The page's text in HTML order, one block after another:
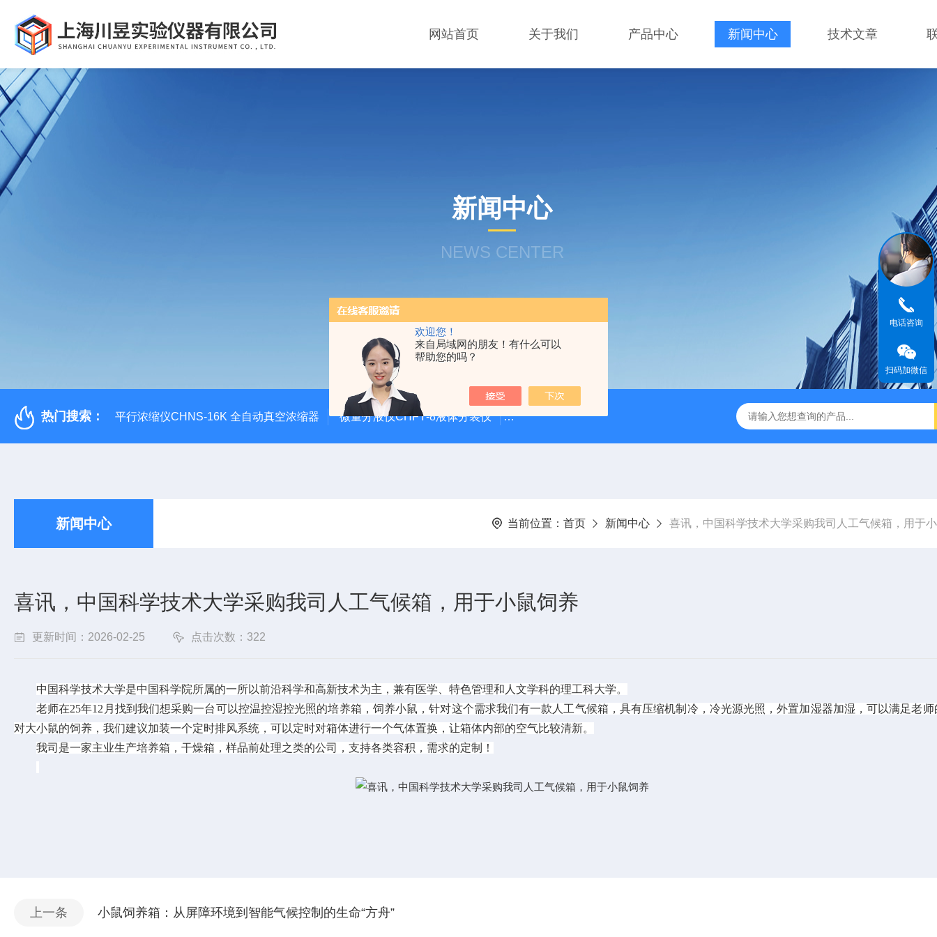
欢迎您！
来自局域网的朋友！有什么可以
帮助您的吗？
网站首页 关于我们 产品中心 新闻中心 技术文章
新闻中心
NEWS CENTER
热门搜索： 平行浓缩仪CHNS-16K 全自动真空浓缩器 微量分液仪CHFY-8液体分装仪 全自动放射性水样蒸发浓缩赶酸仪ZDGS-8 厌氧手套箱YQX-I半自动厌氧培养箱
新闻中心 当前位置： 首页 新闻中心 喜讯，中国科学技术大学采购我司人工气候箱，用于
喜讯，中国科学技术大学采购我司人工气候箱，用于小鼠饲养
更新时间：2026-02-25 点击次数：322
中国科学技术大学是中国科学院所属的一所以前沿科学和高新技术为主，兼有医学、特色管理和人文学科的理工科大学。
老师在25年12月找到我们想采购一台可以控温控湿控光照的培养箱，饲养小鼠，针对这个需求我们有一款人工气候箱，具有压缩机制冷，冷光源光照，外置加湿器加湿，可以满足老
对大小鼠的饲养，我们建议加装一个定时排风系统，可以定时对箱体进行一个气体置换，让箱体内部的空气比较清新。
我司是一家主业生产培养箱，干燥箱，样品前处理之类的公司，支持各类容积，需求的定制！
上一条 小鼠饲养箱：从屏障环境到智能气候控制的生命“方舟”
电话咨询
扫码加微信